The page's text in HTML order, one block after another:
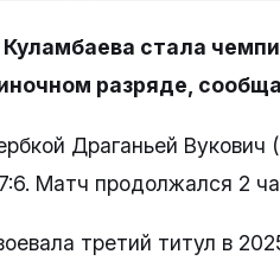
стала
разряде,
Драганьей Вукович
Матч продолжался 2
третий титул в